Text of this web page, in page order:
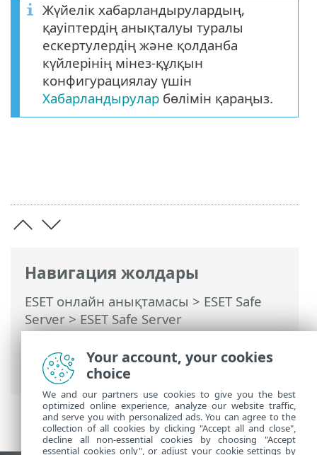
Навигация жолдары
ESET онлайн анықтамасы > ESET Safe
Server>ESET Safe Server
бағдарламасымен жұмыс істеу>
Кеңейтілген орнату> Пайдаланушы
интерфейсі
Жүйелік хабарландырулардың,
қауіптердің анықталуы туралы
ескертулердің және қолданба
күйлерінің мінез-құлқын
конфигурациялау үшін
Хабарландырулар бөлімін қараңыз.
Your account, your cookies
choice
We and our partners use cookies to give you the best
optimized online experience, analyze our website traffic,
and serve you with personalized ads. You can agree to the
collection of all cookies by clicking "Accept all and close",
decline all non-essential cookies by choosing "Accept
essential cookies only", or adjust your cookie settings by